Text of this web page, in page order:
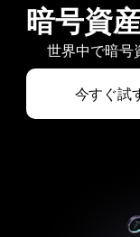
暗号資
世界中で暗号
今すぐ試